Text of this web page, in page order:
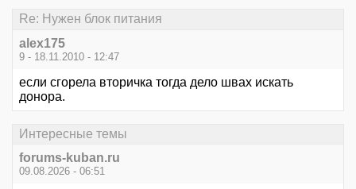
Re: Нужен блок питания
alex175
9 - 18.11.2010 - 12:47
если сгорела вторичка тогда дело швах искать
донора.
Интересные темы
forums-kuban.ru
09.08.2026 - 06:51